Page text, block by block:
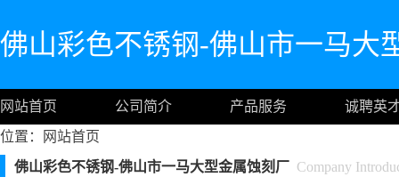
佛山彩色不锈钢-佛山市一马大
网站首页 公司简介 产品服务
诚聘英
位置：
网站首页
佛山彩色不锈钢-佛山市一马大型金属蚀刻厂 Company